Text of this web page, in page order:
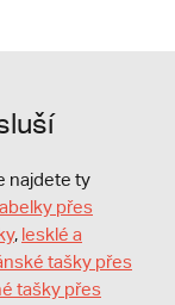
najdete ty
přes
, lesklé a
tašky přes
tašky přes